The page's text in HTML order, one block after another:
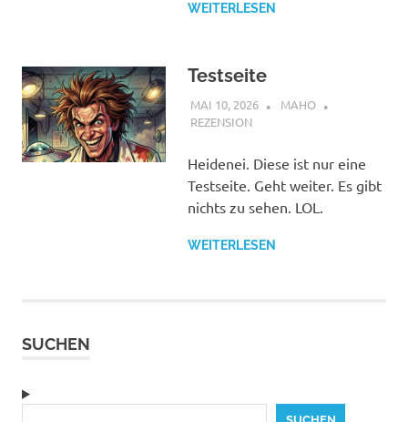
WEITERLESEN
Testseite
MAI 10, 2026
MAHO
REZENSION
Heidenei. Diese ist nur eine
Testseite. Geht weiter. Es gibt
nichts zu sehen. LOL.
WEITERLESEN
SUCHEN